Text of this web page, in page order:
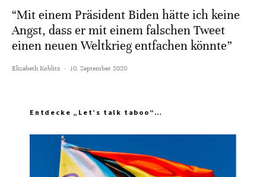
“Mit einem Präsident Biden hätte ich keine
Angst, dass er mit einem falschen Tweet
einen neuen Weltkrieg entfachen könnte”
Elisabeth Koblitz · 10. September 2020
Entdecke „Let’s talk taboo“…